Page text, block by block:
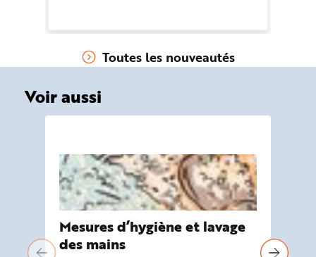
travail. Toutes les nouveautés
Voir aussi
Mesures d’hygiène et lavage
des mains